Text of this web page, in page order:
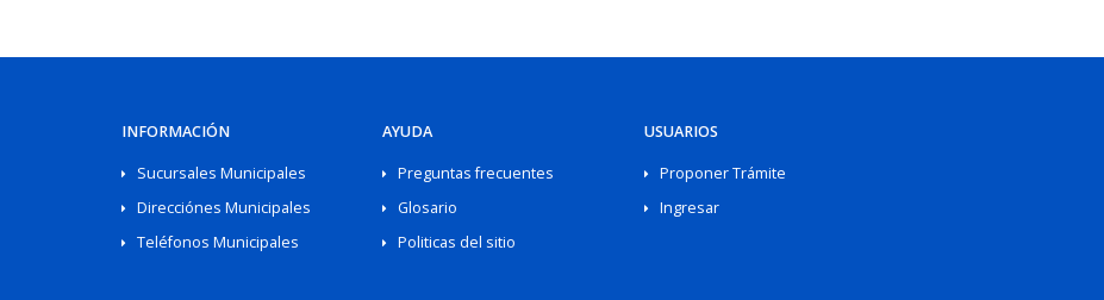
INFORMACIÓN
Sucursales Municipales
Direcciónes Municipales
Teléfonos Municipales
AYUDA
Preguntas frecuentes
Glosario
Politicas del sitio
USUARIOS
Proponer Trámite
Ingresar